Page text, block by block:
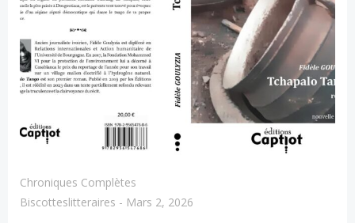
Chroniques Complètes
Biscotteslitteraires - Mars 2, 2026